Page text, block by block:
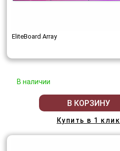
EliteBoard Array
В наличии
В КОРЗИНУ
Купить в 1 клик